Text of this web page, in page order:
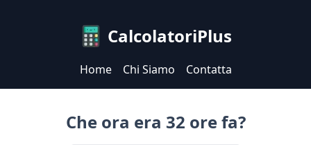
CalcolatoriPlus
Home Chi Siamo Contatta
Che ora era 32 ore fa?